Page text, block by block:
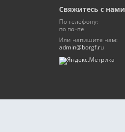
Свяжитесь с нами
По телефону:
по почте
Или напишите нам:
admin@borgf.ru